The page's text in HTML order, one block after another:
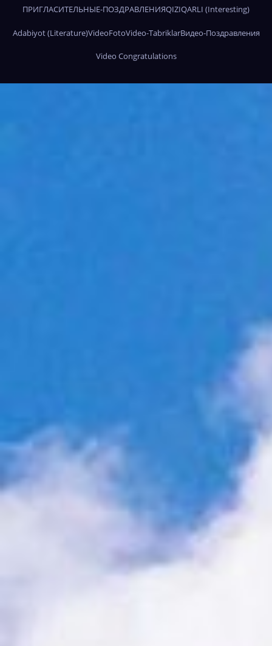
ПРИГЛАСИТЕЛЬНЫЕ-ПОЗДРАВЛЕНИЯQIZIQARLI (Interesting)
Adabiyot (Literature)VideoFotoVideo-TabriklarВидео-Поздравления
Video Congratulations